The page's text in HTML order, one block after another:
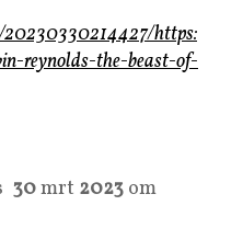
20230330214427/https:
reynolds-the-beast-of-
30mrt 2023 om